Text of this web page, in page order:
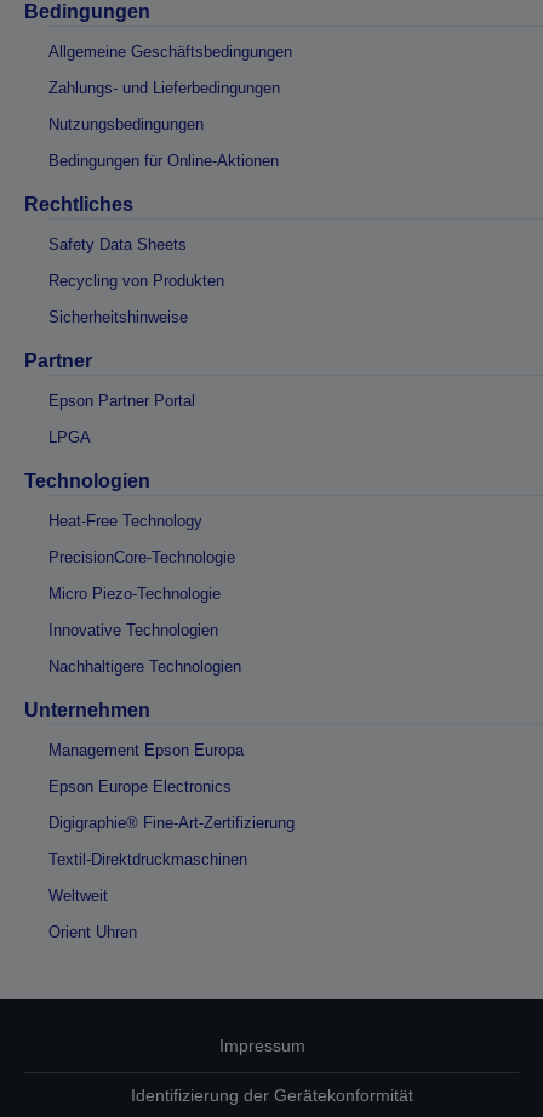
Bedingungen
Allgemeine Geschäftsbedingungen
Zahlungs- und Lieferbedingungen
Nutzungsbedingungen
Bedingungen für Online-Aktionen
Rechtliches
Safety Data Sheets
Recycling von Produkten
Sicherheitshinweise
Partner
Epson Partner Portal
LPGA
Technologien
Heat-Free Technology
PrecisionCore-Technologie
Micro Piezo-Technologie
Innovative Technologien
Nachhaltigere Technologien
Unternehmen
Management Epson Europa
Epson Europe Electronics
Digigraphie® Fine-Art-Zertifizierung
Textil-Direktdruckmaschinen
Weltweit
Orient Uhren
Impressum
Identifizierung der Gerätekonformität